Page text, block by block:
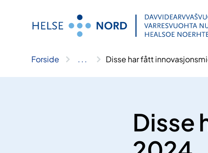
Forside .. . Disse har fått
Disse